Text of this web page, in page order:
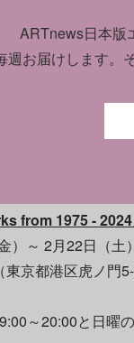
に制作されたブ
命力、柔和、そ
成し、1970年代
ャピロの芸術観の
フォルムを特徴と
from 1975 - 2024
～ 2月22日（土）
京都港区虎ノ門
～20:00と日曜
ARTnews日本版
週お届けします。